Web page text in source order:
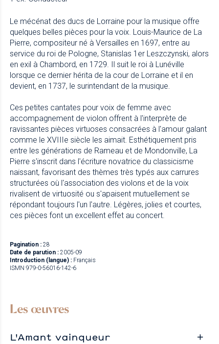
Le mécénat des ducs de Lorraine pour la musique offre
quelques belles pièces pour la voix. Louis-Maurice de La
Pierre, compositeur né à Versailles en 1697, entre au
service du roi de Pologne, Stanislas 1er Leszczynski, alors
en exil à Chambord, en 1729. Il suit le roi à Lunéville
lorsque ce dernier hérita de la cour de Lorraine et il en
devient, en 1737, le surintendant de la musique.
Ces petites cantates pour voix de femme avec
accompagnement de violon offrent à l'interprète de
ravissantes pièces virtuoses consacrées à l'amour galant
comme le XVIIIe siècle les aimait. Esthétiquement pris
entre les générations de Rameau et de Mondonville, La
Pierre s'inscrit dans l'écriture novatrice du classicisme
naissant, favorisant des thèmes très typés aux carrures
structurées où l'association des violons et de la voix
rivalisent de virtuosité ou s'apaisent mutuellement se
répondant toujours l'un l'autre. Légères, jolies et courtes,
ces pièces font un excellent effet au concert.
Pagination : 28
Date de parution : 2005-09
Introduction (langue) : Français
ISMN 979-0-56016-142-6
Les œuvres
L'Amant vainqueur